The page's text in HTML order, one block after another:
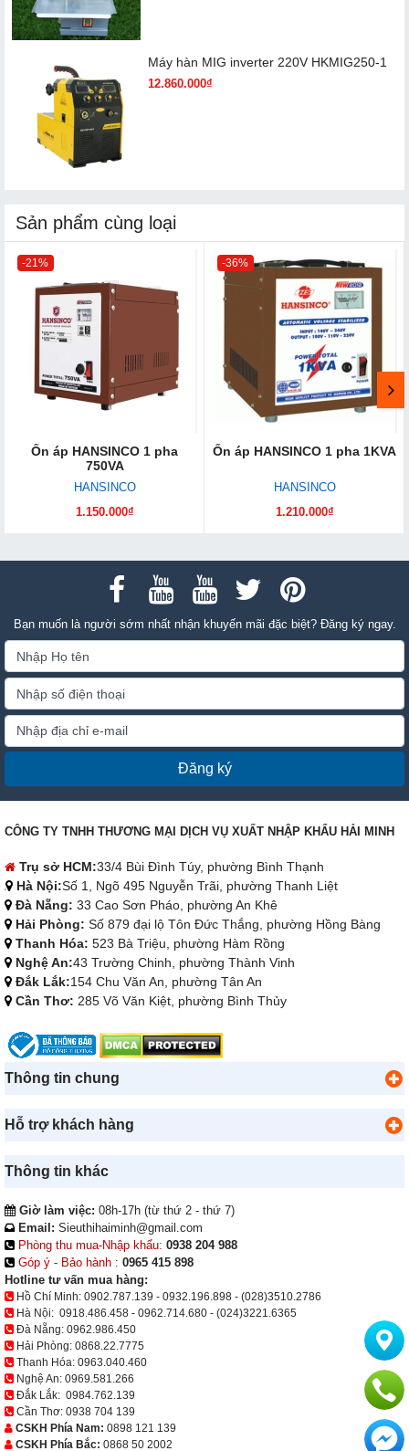
Máy hàn MIG inverter 220V HKMIG250-1
12.860.000₫
Sản phẩm cùng loại
-21%
Ổn áp HANSINCO 1 pha
750VA
HANSINCO
1.150.000₫
-36%
Ổn áp HANSINCO 1 pha 1KVA
HANSINCO
1.210.000₫
Bạn muốn là người sớm nhất nhận khuyến mãi đặc biệt? Đăng ký ngay.
Đăng ký
CÔNG TY TNHH THƯƠNG MẠI DỊCH VỤ XUẤT NHẬP KHẨU HẢI MINH
Trụ sở HCM:33/4 Bùi Đình Túy, phường Bình Thạnh
Hà Nội:Số 1, Ngõ 495 Nguyễn Trãi, phường Thanh Liệt
Đà Nẵng: 33 Cao Sơn Pháo, phường An Khê
Hải Phòng: Số 879 đại lộ Tôn Đức Thắng, phường Hồng Bàng
Thanh Hóa: 523 Bà Triệu, phường Hàm Rồng
Nghệ An:43 Trường Chinh, phường Thành Vinh
Đắk Lắk:154 Chu Văn An, phường Tân An
Cần Thơ: 285 Võ Văn Kiệt, phường Bình Thủy
Thông tin chung
Hỗ trợ khách hàng
Thông tin khác
Giờ làm việc: 08h-17h (từ thứ 2 - thứ 7)
Email: Sieuthihaiminh@gmail.com
Phòng thu mua-Nhập khẩu: 0938 204 988
Góp ý - Bảo hành : 0965 415 898
Hotline tư vấn mua hàng:
Hồ Chí Minh: 0902.787.139 - 0932.196.898 - (028)3510.2786
Hà Nội: 0918.486.458 - 0962.714.680 - (024)3221.6365
Đà Nẵng: 0962.986.450
Hải Phòng: 0868.22.7775
Thanh Hóa: 0963.040.460
Nghệ An: 0969.581.266
Đắk Lắk: 0984.762.139
Cần Thơ: 0938 704 139
CSKH Phía Nam: 0898 121 139
CSKH Phía Bắc: 0868 50 2002